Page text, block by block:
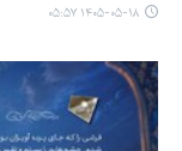
۱۴۰۵-۰۵-۱۸ ۰۵:۵۷